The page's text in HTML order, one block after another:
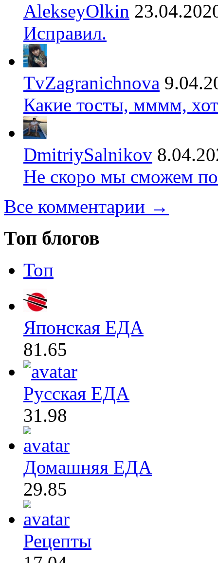
AlekseyOlkin
Исправил.
TvZagranichnova
Какие тосты, мммм,
DmitriySalnikov
Не скоро мы сможем
Все комментарии →
Топ блогов
Топ
Японская ЕДА
81.65
Русская ЕДА
31.98
Домашняя ЕДА
29.85
Рецепты